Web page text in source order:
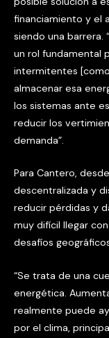
financiamiento y el
siendo una barrera.
un rol fundamental
intermitentes
almacenar esa
los sistemas ante
reducir los
demanda”.
Para Cantero,
descentralizada y
reducir pérdidas y
muy difícil llegar
desafíos
“Se trata de una
energética.
realmente puede
por el clima,